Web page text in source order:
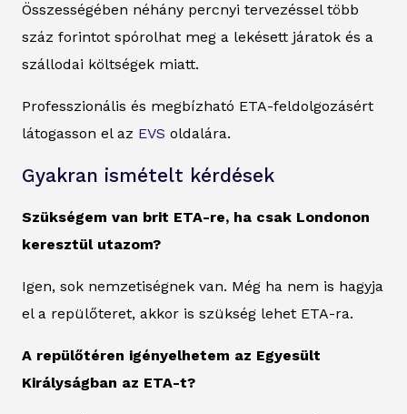
Összességében néhány percnyi tervezéssel több
száz forintot spórolhat meg a lekésett járatok és a
szállodai költségek miatt.
Professzionális és megbízható ETA-feldolgozásért
látogasson el az EVS oldalára.
Gyakran ismételt kérdések
Szükségem van brit ETA-re, ha csak Londonon
keresztül utazom?
Igen, sok nemzetiségnek van. Még ha nem is hagyja
el a repülőteret, akkor is szükség lehet ETA-ra.
A repülőtéren igényelhetem az Egyesült
Királyságban az ETA-t?